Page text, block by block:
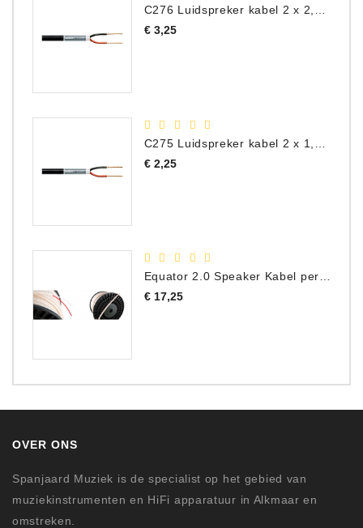
C276 Luidspreker kabel 2 x 2,50 mm² (per meter)
€ 3,25Prijs
€ 2,25Prijs
Equator 2.0 Speaker Kabel per meter
€ 17,25Prijs
OVER ONS
Spanjaard Muziek is de specialist op het gebied van
muziekinstrumenten en HiFi apparatuur in Alkmaar en
omstreken.